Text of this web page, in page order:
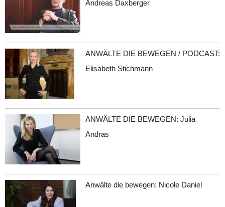
Andreas Daxberger
ANWÄLTE DIE BEWEGEN / PODCAST:
Elisabeth Stichmann
ANWÄLTE DIE BEWEGEN: Julia
Andras
Anwälte die bewegen: Nicole Daniel